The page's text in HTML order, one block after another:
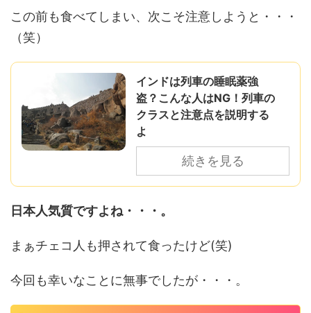
この前も食べてしまい、次こそ注意しようと・・・
（笑）
インドは列車の睡眠薬強
盗？こんな人はNG！列車の
クラスと注意点を説明する
よ
続きを見る
日本人気質ですよね・・・。
まぁチェコ人も押されて食ったけど(笑)
今回も幸いなことに無事でしたが・・・。